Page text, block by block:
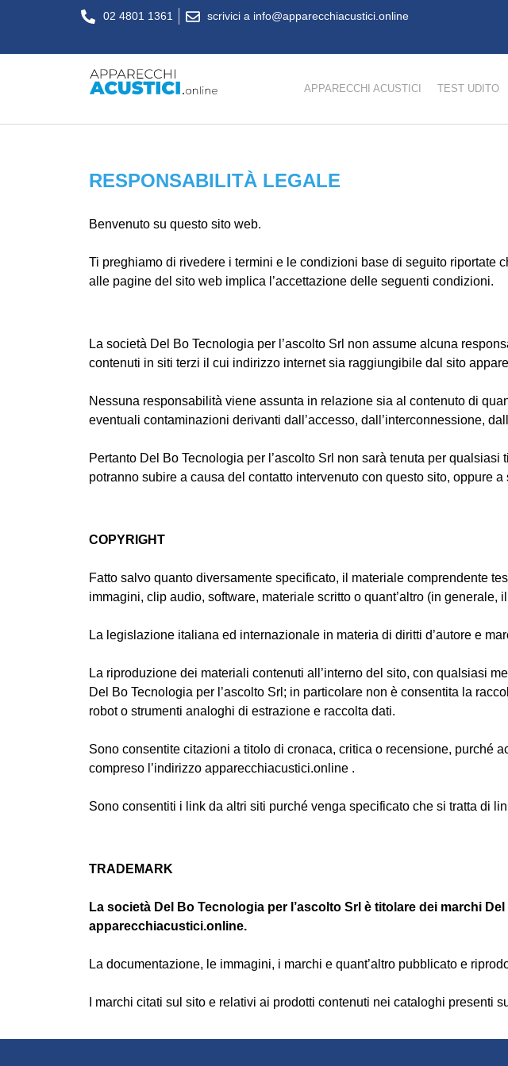
02 4801 1361
scrivici a info@apparecchiacustici.online
APPARECCHI ACUSTICI TEST UDITO
RESPONSABILITÀ LEGALE
Benvenuto su questo sito web.
Ti preghiamo di rivedere i termini e le condizioni base di seguito riportate
alle pagine del sito web implica l’accettazione delle seguenti condizioni.
La società Del Bo Tecnologia per l’ascolto Srl non assume alcuna
contenuti in siti terzi il cui indirizzo internet sia raggiungibile dal sito
Nessuna responsabilità viene assunta in relazione sia al contenuto di
eventuali contaminazioni derivanti dall’accesso, dall’interconnessione,
Pertanto Del Bo Tecnologia per l’ascolto Srl non sarà tenuta per
potranno subire a causa del contatto intervenuto con questo sito, oppure
COPYRIGHT
Fatto salvo quanto diversamente specificato, il materiale comprendente
immagini, clip audio, software, materiale scritto o quant’altro (in generale,
La legislazione italiana ed internazionale in materia di diritti d’autore e
La riproduzione dei materiali contenuti all’interno del sito, con qualsiasi
Del Bo Tecnologia per l’ascolto Srl; in particolare non è consentita la
robot o strumenti analoghi di estrazione e raccolta dati.
Sono consentite citazioni a titolo di cronaca, critica o recensione, purché
compreso l’indirizzo apparecchiacustici.online .
Sono consentiti i link da altri siti purché venga specificato che si tratta di
TRADEMARK
La società Del Bo Tecnologia per l’ascolto Srl è titolare dei marchi
apparecchiacustici.online.
La documentazione, le immagini, i marchi e quant’altro pubblicato e
I marchi citati sul sito e relativi ai prodotti contenuti nei cataloghi presenti